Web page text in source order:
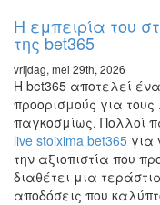
H εμπειρία του
της bet365
vrijdag, mei 29th, 2026
Η bet365 αποτελεί
προορισμούς για
παγκοσμίως. Πολλοί
live stoixima bet365 για
την αξιοπιστία που
διαθέτει μια
αποδόσεις που